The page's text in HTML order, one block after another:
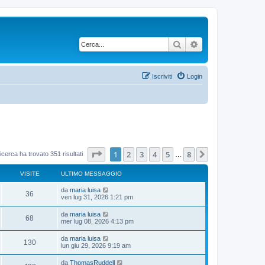
Cerca
Login
Iscriviti
ha trovato 351 risultati Pagina1 di
1 2 3 4 5 8
VISITE ULTIMO MESSAGGIO
36
i
i
t
U
l
m
o
m
e
s
s
a
da maria luisa
ven lug 31, 2026 1:21 pm
68
i
U
l
m
o
m
e
da maria luisa
mer lug 08, 2026 4:13 pm
130V
i
U
l
da maria luisa
lun giu 29, 2026 9:19 am
U
da ThomasRuddell